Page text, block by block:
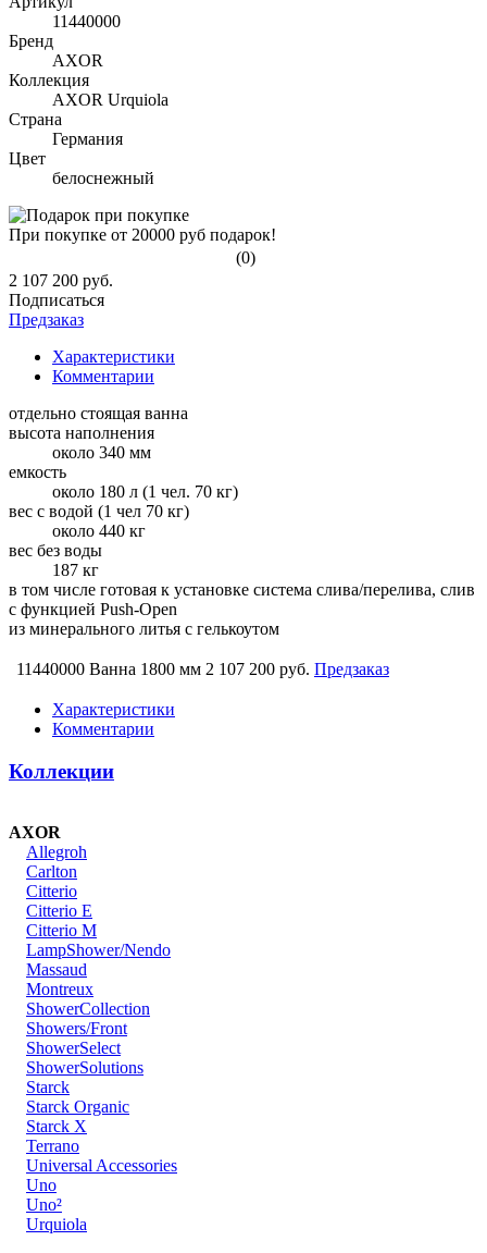
11440000
Бренд
AXOR
Коллекция
AXOR Urquiola
Страна
Германия
Цвет
белоснежный
При покупке от 20000 руб подарок!
(0)
2 107 200 руб.
Подписаться
Предзаказ
Характеристики
Комментарии
отдельно стоящая ванна
высота наполнения
около 340 мм
емкость
около 180 л (1 чел. 70 кг)
вес с водой (1 чел 70 кг)
около 440 кг
вес без воды
187 кг
в том числе готовая к установке система слива/перелива, слив
с функцией Push-Open
из минерального литья с гелькоутом
11440000 Ванна 1800 мм 2 107 200 руб. Предзаказ
Характеристики
Комментарии
Коллекции
AXOR
Allegroh
Carlton
Citterio
Citterio E
Citterio M
LampShower/Nendo
Massaud
Montreux
ShowerCollection
Showers/Front
ShowerSelect
ShowerSolutions
Starck
Starck Organic
Starck X
Terrano
Universal Accessories
Uno
Uno²
Urquiola